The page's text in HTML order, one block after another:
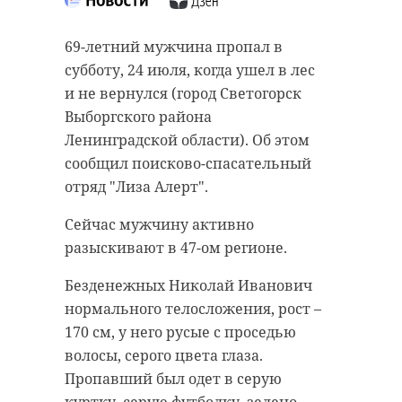
69-летний мужчина пропал в
субботу, 24 июля, когда ушел в лес
и не вернулся (город Светогорск
Выборгского района
Ленинградской области). Об этом
сообщил поисково-спасательный
отряд "Лиза Алерт".
Сейчас мужчину активно
разыскивают в 47-ом регионе.
Безденежных Николай Иванович
нормального телосложения, рост –
170 см, у него русые с проседью
волосы, серого цвета глаза.
Пропавший был одет в серую
В субботу, 24 июля, в Тихвине
(Ленинградская область)
случилось смертельное ДТП. Об
этом сообщила пресс-служба ГУ
МВД по Санкт-Петербургу и
Ленобласти.
51-летний мужчина на скутере
двигался от Красавского шоссе в
сторону улицы Победы, но не
справился с управлением. В итоге
он врезался в трактор "Беларус",
который двигался впереди в
попутном направлении.
В 47-ом регионе снизился
суточный прирост
госпитализированных с
коронавирусом. Если за пятницу в
больницы Ленобласти поступили
122 человека, то за минувшие
сутки госпитализация
пациентам.
развернуто 2678 коек для больных
COVID-19, из них заняты – 1637.
Общее количество коек с
аппаратами ИВЛ – 463, из них
используется 41.